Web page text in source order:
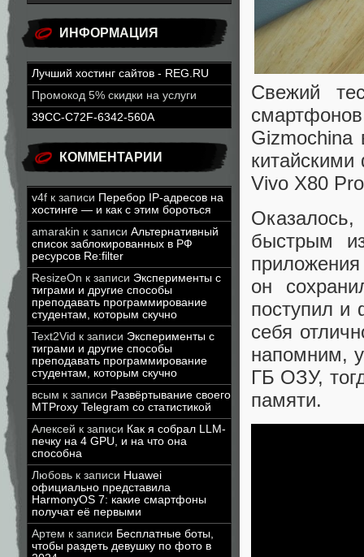
ИНФОРМАЦИЯ
Лучший хостинг сайтов - REG.RU
Промокод 5% скидки на услуги
39CC-C72F-6342-560A
КОММЕНТАРИИ
v4f к записи Перебор IP-адресов на
хостинге — и как с этим бороться
amarakin к записи Альтернативный
список заблокированных в РФ
ресурсов Re:filter
ResizeOn к записи Эксперименты с
тиграми и другие способы
преподавать программирование
студентам, которым скучно
Text2Vid к записи Эксперименты с
тиграми и другие способы
преподавать программирование
студентам, которым скучно
всым к записи Развёртывание своего
MTProxy Telegram со статистикой
Алексей к записи Как я собрал LLM-
печку на 4 GPU, и на что она
способна
Любовь к записи Huawei
официально представила
HarmonyOS 7: какие смартфоны
получат её первыми
Артем к записи Бесплатные боты,
чтобы раздеть девушку по фото в
Свежий
Gizmochina
Vivo X80
быстрым
он
поступил и
себя
напомним,
ГБ ОЗУ,
памяти.